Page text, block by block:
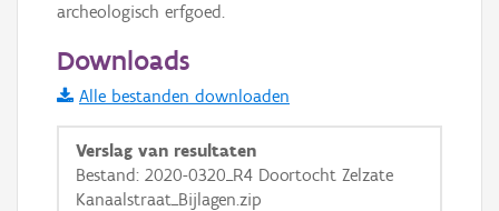
OSM-Basiskaart
Ortho
GRB-Basiskaart
GRB-Basiskaart in grijswaarden
archeologisch erfgoed.
Downloads
Alle bestanden downloaden
Verslag van resultaten
Bestand: 2020-0320_R4 Doortocht Zelzate
Kanaalstraat_Bijlagen.zip